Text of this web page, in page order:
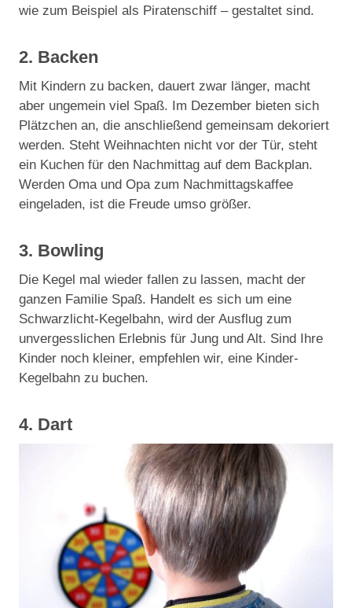
wie zum Beispiel als Piratenschiff – gestaltet sind.
2. Backen
Mit Kindern zu backen, dauert zwar länger, macht
aber ungemein viel Spaß. Im Dezember bieten sich
Plätzchen an, die anschließend gemeinsam dekoriert
werden. Steht Weihnachten nicht vor der Tür, steht
ein Kuchen für den Nachmittag auf dem Backplan.
Werden Oma und Opa zum Nachmittagskaffee
eingeladen, ist die Freude umso größer.
3. Bowling
Die Kegel mal wieder fallen zu lassen, macht der
ganzen Familie Spaß. Handelt es sich um eine
Schwarzlicht-Kegelbahn, wird der Ausflug zum
unvergesslichen Erlebnis für Jung und Alt. Sind Ihre
Kinder noch kleiner, empfehlen wir, eine Kinder-
Kegelbahn zu buchen.
4. Dart